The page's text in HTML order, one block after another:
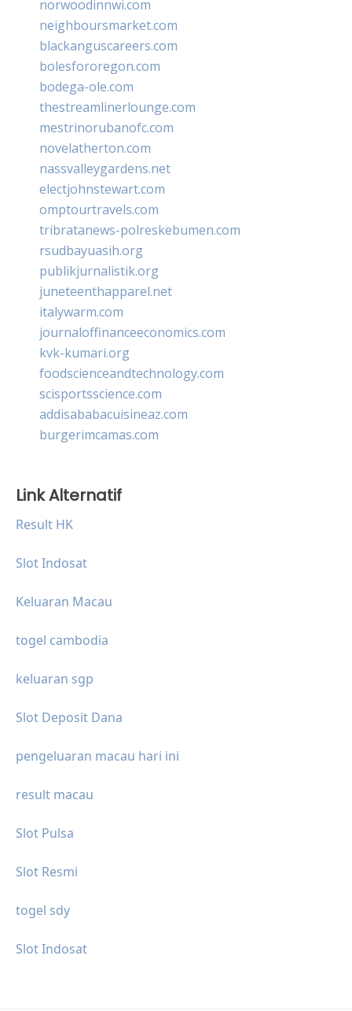
norwoodinnwi.com
neighboursmarket.com
blackanguscareers.com
bolesfororegon.com
bodega-ole.com
thestreamlinerlounge.com
mestrinorubanofc.com
novelatherton.com
nassvalleygardens.net
electjohnstewart.com
omptourtravels.com
tribratanews-polreskebumen.com
rsudbayuasih.org
publikjurnalistik.org
juneteenthapparel.net
italywarm.com
journaloffinanceeconomics.com
kvk-kumari.org
foodscienceandtechnology.com
scisportsscience.com
addisababacuisineaz.com
burgerimcamas.com
Link Alternatif
Result HK
Slot Indosat
Keluaran Macau
togel cambodia
keluaran sgp
Slot Deposit Dana
pengeluaran macau hari ini
result macau
Slot Pulsa
Slot Resmi
togel sdy
Slot Indosat